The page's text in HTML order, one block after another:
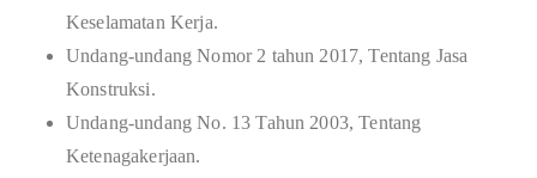
Keselamatan Kerja.
Undang-undang Nomor 2 tahun 2017, Tentang Jasa
Konstruksi.
Undang-undang No. 13 Tahun 2003, Tentang
Ketenagakerjaan.